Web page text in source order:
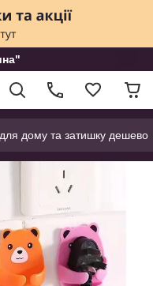
дому та затишку дешево